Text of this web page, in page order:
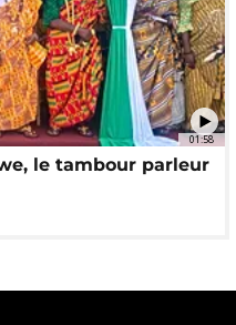
01:58
le tambour parleur